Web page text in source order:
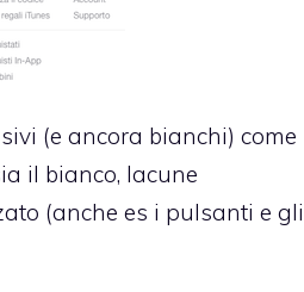
(e ancora bianchi) come
il bianco, lacune
(anche es i pulsanti e gli